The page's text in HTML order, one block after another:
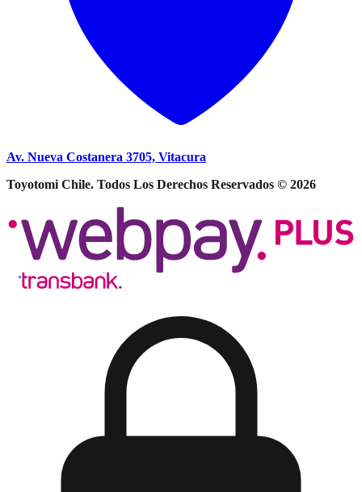
Av. Nueva Costanera 3705, Vitacura
Toyotomi Chile. Todos Los Derechos Reservados © 2026